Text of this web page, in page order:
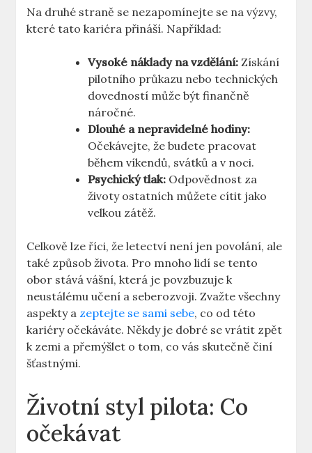
Na ⁢druhé​ straně se ‌nezapomínejte se‌ na ‌výzvy,
které ​tato kariéra přináší. Například:
Vysoké ⁢náklady ​na​ vzdělání: Získání⁣
pilotního průkazu nebo technických
⁣dovedností může‌ být finančně
náročné.
Dlouhé a nepravidelné‍ hodiny:
Očekávejte, ⁢že budete⁢ pracovat
během víkendů,‌ svátků a v noci.
Psychický tlak: ⁤Odpovědnost za
životy ostatních můžete cítit jako
velkou zátěž.
Celkově lze říci, že letectví není⁢ jen povolání, ale⁣
také způsob života. ‍Pro mnoho lidí se tento
obor stává vášní, která‌ je povzbuzuje k
neustálému učení a seberozvoji. ⁣Zvažte všechny
aspekty a‌ zeptejte se sami sebe,⁢ co od této ​
kariéry očekáváte. Někdy ‌je⁣ dobré se vrátit zpět
k zemi a přemýšlet ⁤o tom, co vás skutečně činí
šťastnými.
Životní ‍styl⁤ pilota: Co
očekávat